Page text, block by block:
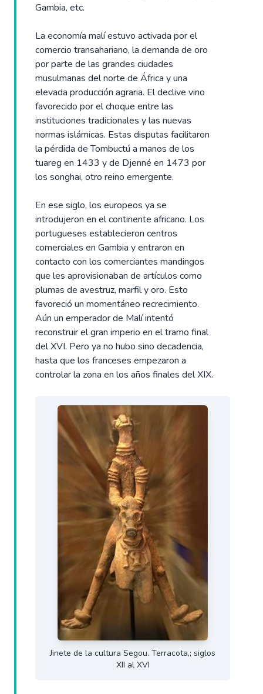
Gambia, etc.
La economía malí estuvo activada por el
comercio transahariano, la demanda de oro
por parte de las grandes ciudades
musulmanas del norte de África y una
elevada producción agraria. El declive vino
favorecido por el choque entre las
instituciones tradicionales y las nuevas
normas islámicas. Estas disputas facilitaron
la pérdida de Tombuctú a manos de los
tuareg en 1433 y de Djenné en 1473 por
los songhai, otro reino emergente.
En ese siglo, los europeos ya se
introdujeron en el continente africano. Los
portugueses establecieron centros
comerciales en Gambia y entraron en
contacto con los comerciantes mandingos
que les aprovisionaban de artículos como
plumas de avestruz, marfil y oro. Esto
favoreció un momentáneo recrecimiento.
Aún un emperador de Malí intentó
reconstruir el gran imperio en el tramo final
del XVI. Pero ya no hubo sino decadencia,
hasta que los franceses empezaron a
controlar la zona en los años finales del XIX.
Jinete de la cultura Segou. Terracota,; siglos
XII al XVI